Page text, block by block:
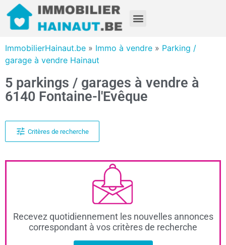
ImmobilierHainaut.be » Immo à vendre » Parking /
garage à vendre Hainaut
5 parkings / garages à vendre à
6140 Fontaine-l'Evêque
Critères de recherche
Recevez quotidiennement les nouvelles annonces
correspondant à vos critères de recherche